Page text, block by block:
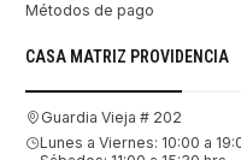
Métodos de pago
CASA MATRIZ PROVIDENCIA
Guardia Vieja # 202
Lunes a Viernes: 10:00 a